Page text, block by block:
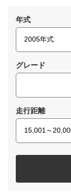
年式
グレード
走行距離